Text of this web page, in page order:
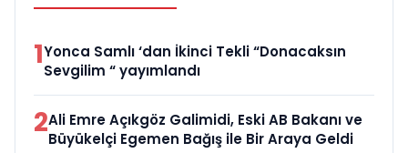
1Yonca Samlı ‘dan İkinci Tekli “Donacaksın
Sevgilim “ yayımlandı
2Ali Emre Açıkgöz Galimidi, Eski AB Bakanı ve
Büyükelçi Egemen Bağış ile Bir Araya Geldi